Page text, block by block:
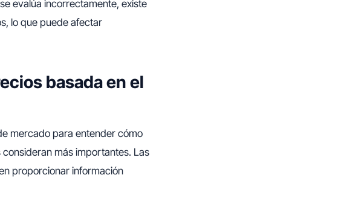
evalúa incorrectamente, existe
lo que puede afectar
basada en el
mercado para entender cómo
más importantes. Las
proporcionar información